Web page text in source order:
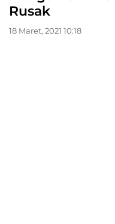
Rusak
18 Maret, 2021 10:18